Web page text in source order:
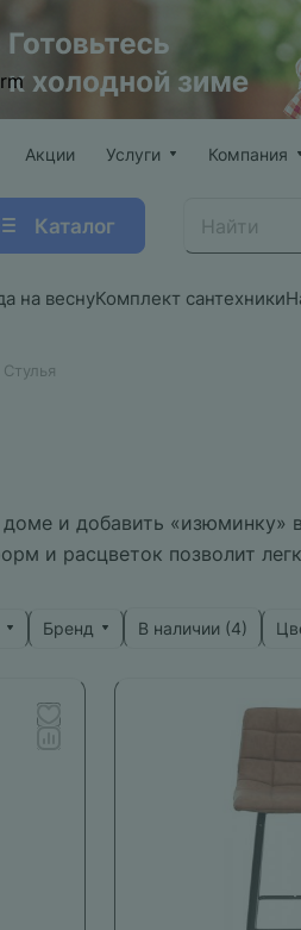
Акции Услуги Компания
Каталог
на веснуКомплект сантехники
Стулья
и добавить
и расцветок позволит
Бренд В наличии (4)